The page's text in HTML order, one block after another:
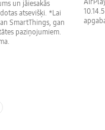
un jāiesakās
atsevišķi. *Lai
SmartThings, gan
paziņojumiem.